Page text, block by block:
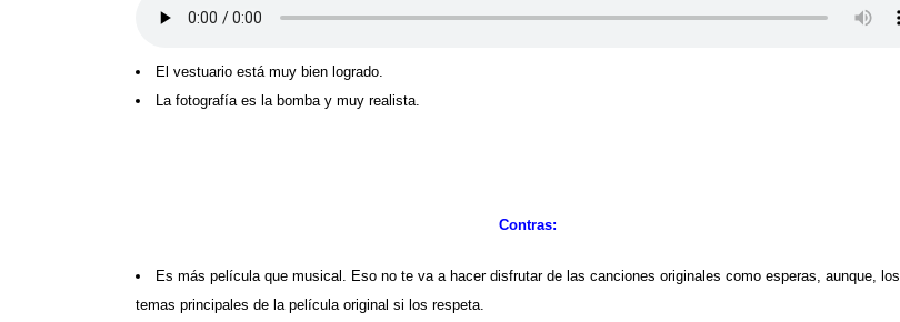
El vestuario está muy bien logrado.
La fotografía es la bomba y muy realista.
Contras:
Es más película que musical. Eso no te va a hacer disfrutar de las canciones originales como esperas, aunque, los
temas principales de la película original si los respeta.